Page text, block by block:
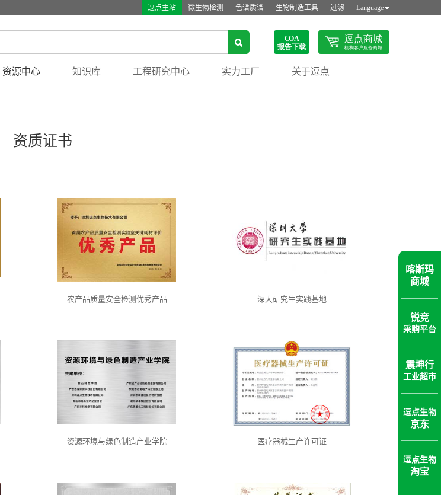
逗点主站 微生物检测 色谱质谱 生物制造工具 过滤 Language
资源中心 知识库 工程研究中心 实力工厂 关于逗点
资质证书
农产品质量安全检测优秀产品 深大研究生实践基地
资源环境与绿色制造产业学院 医疗器械生产许可证
喀斯玛
商城
锐竞
采购平台
震坤行
工业超市
逗点生物
京东
逗点生物
淘宝